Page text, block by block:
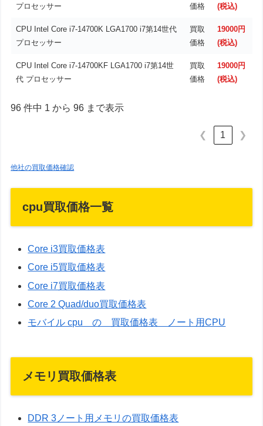
プロセッサー
価格
(税込)
CPU Intel Core i7-14700K LGA1700 i7第14世代
プロセッサー
買取
価格
19000円
(税込)
CPU Intel Core i7-14700KF LGA1700 i7第14世
代 プロセッサー
買取
価格
19000円
(税込)
96 件中 1 から 96 まで表示
❮ 1 ❯
他社の買取価格確認
cpu買取価格一覧
Core i3買取価格表
Core i5買取価格表
Core i7買取価格表
Core 2 Quad/duo買取価格表
モバイル cpu の 買取価格表 ノート用CPU
メモリ買取価格表
DDR 3ノート用メモリの買取価格表